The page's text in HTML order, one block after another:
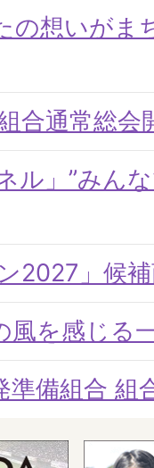
の想いがま
合通常総会
ル」”みん
2027」候
風を感じる
準備組合 組